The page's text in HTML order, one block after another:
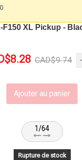
F150 XL Pickup -
CAD$9.74
Ajouter au panier
1/64
Rupture de stock